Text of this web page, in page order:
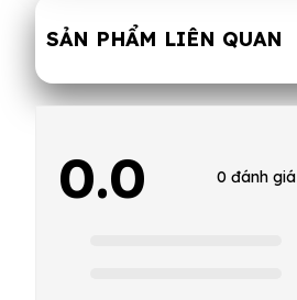
SẢN PHẨM LIÊN QUAN
0.0 0 đánh giá